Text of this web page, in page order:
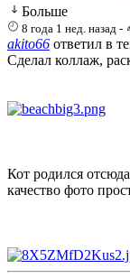
Больше
8 года 1 нед. назад -
akito66 ответил в
Сделал коллаж,
Кот родился
качество фото